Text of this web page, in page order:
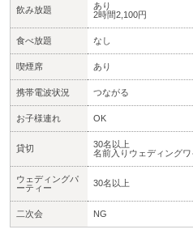
飲み放題
あり
2時間2,100円
食べ放題 なし
喫煙席 あり
携帯電波状況 つながる
お子様連れ OK
貸切
30名以上
名前入りウェディング
ウェディングパ
ーティー
30名以上
二次会 NG